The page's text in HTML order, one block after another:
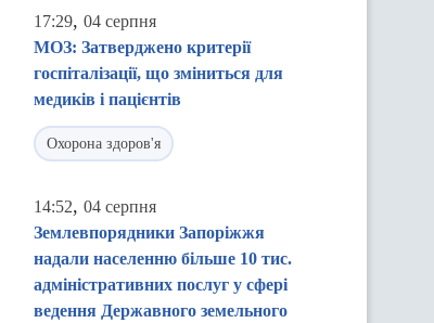
17:29, 04 серпня
МОЗ: Затверджено критерії
госпіталізації, що зміниться для
медиків і пацієнтів
Охорона здоров'я
14:52, 04 серпня
Землевпорядники Запоріжжя
надали населенню більше 10 тис.
адміністративних послуг у сфері
ведення Державного земельного